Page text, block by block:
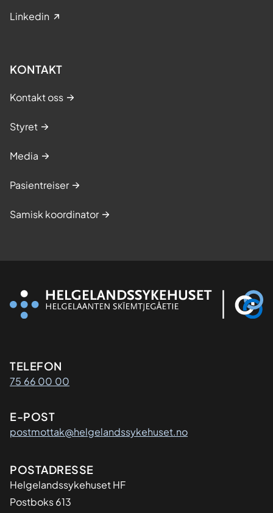
Linkedin
KONTAKT
Kontakt oss
Styret
Media
Pasientreiser
Samisk koordinator
Kontaktinformasjon
TELEFON
75 66 00 00
E-POST
postmottak@helgelandssykehuset.no
Adresse
POSTADRESSE
Helgelandssykehuset HF
Postboks 613